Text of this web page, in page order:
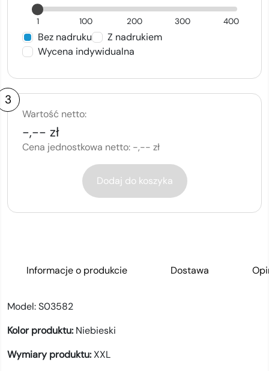
1 100 200 300 400
Bez nadruku
Z nadrukiem
Wycena indywidualna
3
Wartość netto:
-,-- zł
Cena jednostkowa netto: -,-- zł
Dodaj do koszyka
Informacje o produkcie Dostawa
Model:S03582
Kolor produktu: Niebieski
Wymiary produktu:XXL